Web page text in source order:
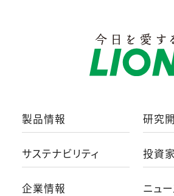
製品情報 研究
サステナビリティ 投資
企業情報 ニュ